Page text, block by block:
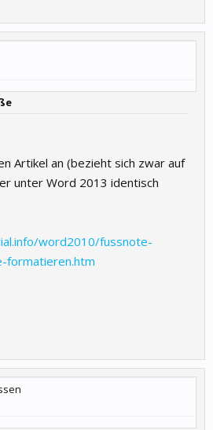
Artikel an (bezieht sich zwar auf
unter Word 2013 identisch
word2010/fussnote-
formatieren.htm